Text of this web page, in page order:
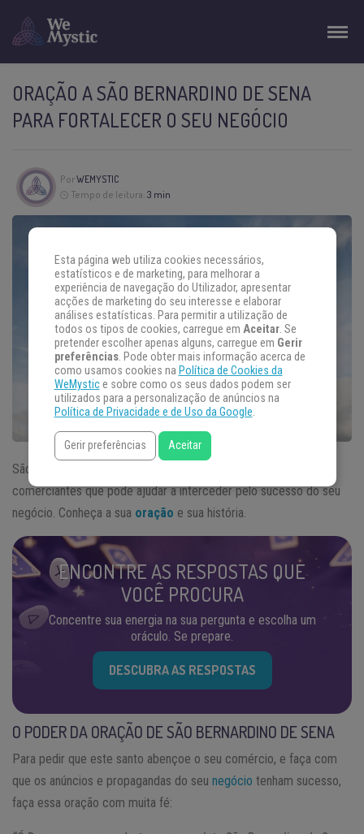
ORAÇÃO A SÃO BERNARDINO DE SENA
PARA FORTALECER O SEU NEGÓCIO
PorWEMYSTIC
Tempo de leitura: 3 min
São Bernardino de Sena é o padroeiro dos anunciantes e
comerciantes que pode ajudar a interceder pelo sucesso do seu
negócio. Conheça a sua oração e sua história.
ENCONTRE AS RESPOSTAS QUE
VOCÊ PROCURA
Concentre sua energia na sua pergunta e escolha um
oráculo. Se prepare.
DESCUBRA AS RESPOSTAS
O PODER DA ORAÇÃO DE SÃO BERNARDINO DE SENA
Para pedir que este santo abençoe o seu comércio, e faça com
que os anúncios e propagandas do seu negócio tenham sucesso,
faça essa oração com muita fé:
Esta página web utiliza cookies necessários,
estatísticos e de marketing, para melhorar a
experiência de navegação do Utilizador, apresentar
acções de marketing do seu interesse e elaborar
análises estatísticas. Para permitir a utilização de
todos os tipos de cookies, carregue em Aceitar. Se
pretender escolher apenas alguns, carregue em Gerir
preferências. Pode obter mais informação acerca de
como usamos cookies na Política de Cookies da
WeMystice sobre como os seus dados podem ser
utilizados para a personalização de anúncios na
Política de Privacidade e de Uso da Google.
Gerir preferências Aceitar